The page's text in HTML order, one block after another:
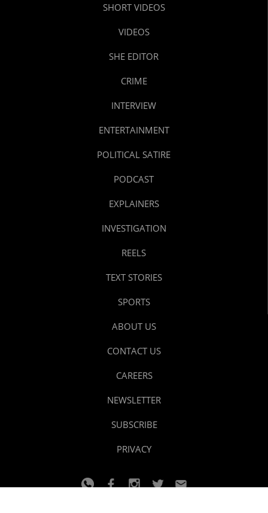
SHORT VIDEOS
VIDEOS
SHE EDITOR
CRIME
INTERVIEW
ENTERTAINMENT
POLITICAL SATIRE
PODCAST
EXPLAINERS
INVESTIGATION
REELS
TEXT STORIES
SPORTS
ABOUT US
CONTACT US
CAREERS
NEWSLETTER
SUBSCRIBE
PRIVACY